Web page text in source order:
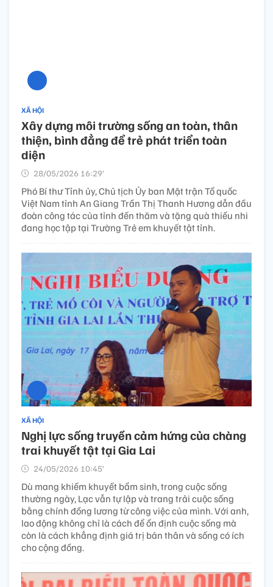
XÃ HỘI
Xây dựng môi trường sống an toàn, thân
thiện, bình đẳng để trẻ phát triển toàn
diện
28/05/2026 16:29’
Phó Bí thư Tỉnh ủy, Chủ tịch Ủy ban Mặt trận Tổ quốc
Việt Nam tỉnh An Giang Trần Thị Thanh Hương dẫn đầu
đoàn công tác của tỉnh đến thăm và tặng quà thiếu nhi
đang học tập tại Trường Trẻ em khuyết tật tỉnh.
XÃ HỘI
Nghị lực sống truyền cảm hứng của chàng
trai khuyết tật tại Gia Lai
24/05/2026 10:45’
Dù mang khiếm khuyết bẩm sinh, trong cuộc sống
thường ngày, Lạc vẫn tự lập và trang trải cuộc sống
bằng chính đồng lương từ công việc của mình. Với anh,
lao động không chỉ là cách để ổn định cuộc sống mà
còn là cách khẳng định giá trị bản thân và sống có ích
cho cộng đồng.